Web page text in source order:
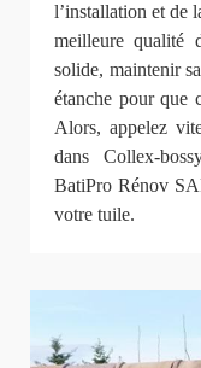
l’installation et de
meilleure qualité
solide, maintenir
étanche pour que
Alors, appelez
dans Collex-
BatiPro Rénov
votre tuile.